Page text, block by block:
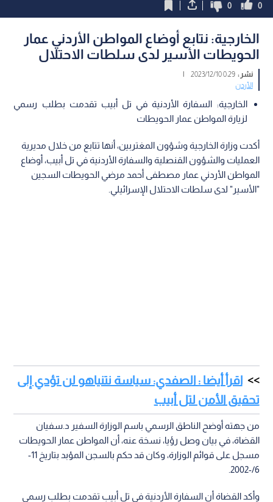
0
0
الخارجية: نتابع أوضاع المواطن الأردني عمار
الحويطات الأسير لدى سلطات الاحتلال
نشر :0:29 2023/12/10
|
الأردن
الخارجية: السفارة الأردنية في تل أبيب تقدمت بطلب رسمي
لزيارة المواطن عمار الحويطات
أكدت وزارة الخارجية وشؤون المغتربين، أنها تتابع من خلال مديرية
العمليات والشؤون القنصلية والسفارة الأردنية في تل أبيب، أوضاع
المواطن الأردني عمار مصطفى أحمد مرضي الحويطات السجين
"الأسير" لدى سلطات الاحتلال الإسرائيلي.
اقرأ أيضا : الصفدي: سياسة نتنياهو لن تؤدي إلى
تحقيق الأمن لتل أبيب
من جهته أوضح الناطق الرسمي باسم الوزارة السفير د.سفيان
القضاة، في بيان وصل رؤيا، نسخة عنه، أن المواطن عمار الحويطات
مسجل على قوائم الوزارة، وكان قد حكم بالسجن المؤبد بتاريخ 11-
6/-2002.
وأكد القضاة أن السفارة الأردنية في تل أبيب تقدمت بطلب رسمي